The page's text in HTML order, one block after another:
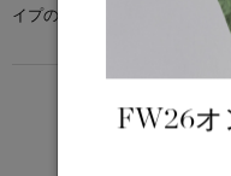
イプのリフレクターが、暗い
FW26オ